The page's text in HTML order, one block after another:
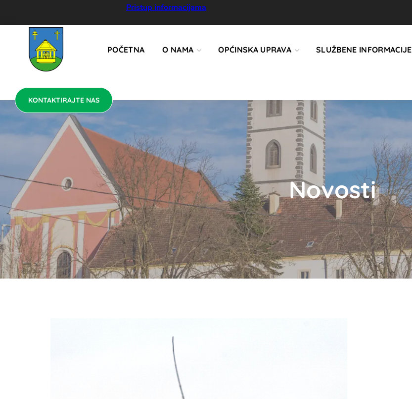
Pristup informacijama
POČETNA O NAMA OPĆINSKA UPRAVA SLUŽBENE INFORMACIJE
KONTAKTIRAJTE NAS
Novosti